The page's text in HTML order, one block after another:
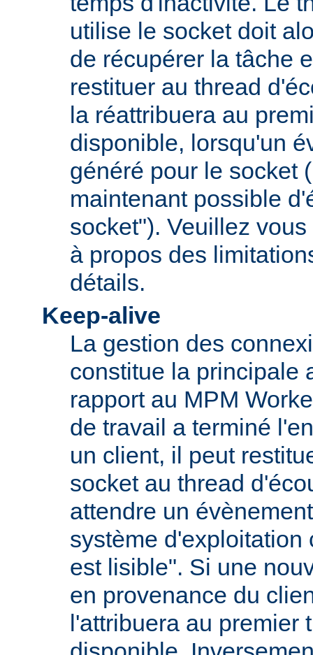
utilise le socket doit
de récupérer la tâche
restituer au thread
la réattribuera au
disponible, lorsqu'un
généré pour le socket
maintenant possible
socket"). Veuillez
à propos des
détails.
Keep-alive
La gestion des
constitue la principale
rapport au MPM
de travail a terminé
un client, il peut
socket au thread
attendre un
système d'exploitation
est lisible". Si une
en provenance du
l'attribuera au premier